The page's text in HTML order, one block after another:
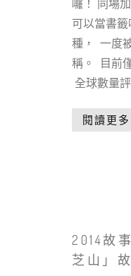
囉！ 同場
可以當書
種， 一度
稱。 目前
全球數量
閱讀更多
2014故
芝山」